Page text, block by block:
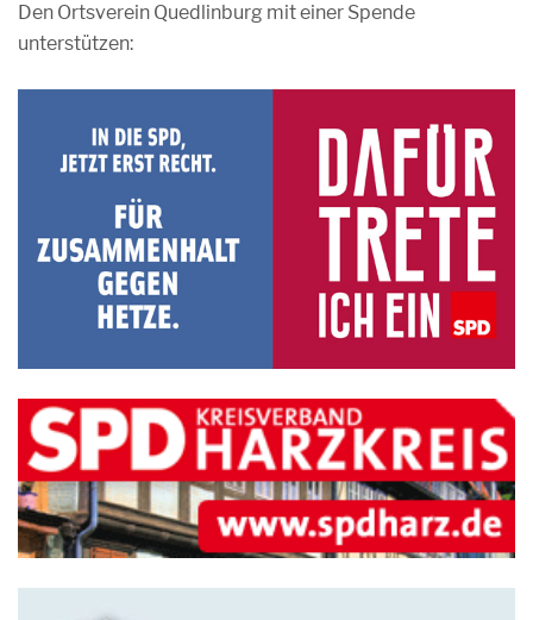
Den Ortsverein Quedlinburg mit einer Spende
unterstützen: